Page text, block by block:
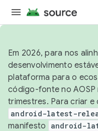
Em 2026, para nos
desenvolvimento
plataforma para o
código-fonte no
trimestres. Para criar e
android-latest-
manifesto
android-